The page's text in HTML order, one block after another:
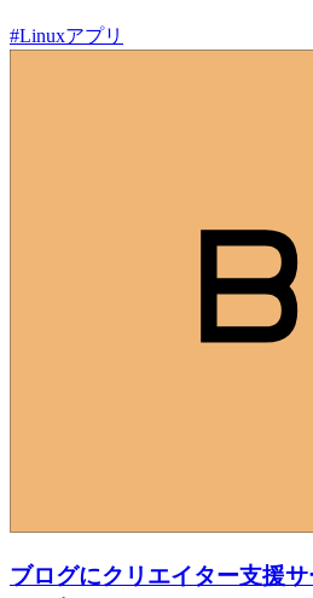
#Linuxアプリ
ブログにクリエイター支援